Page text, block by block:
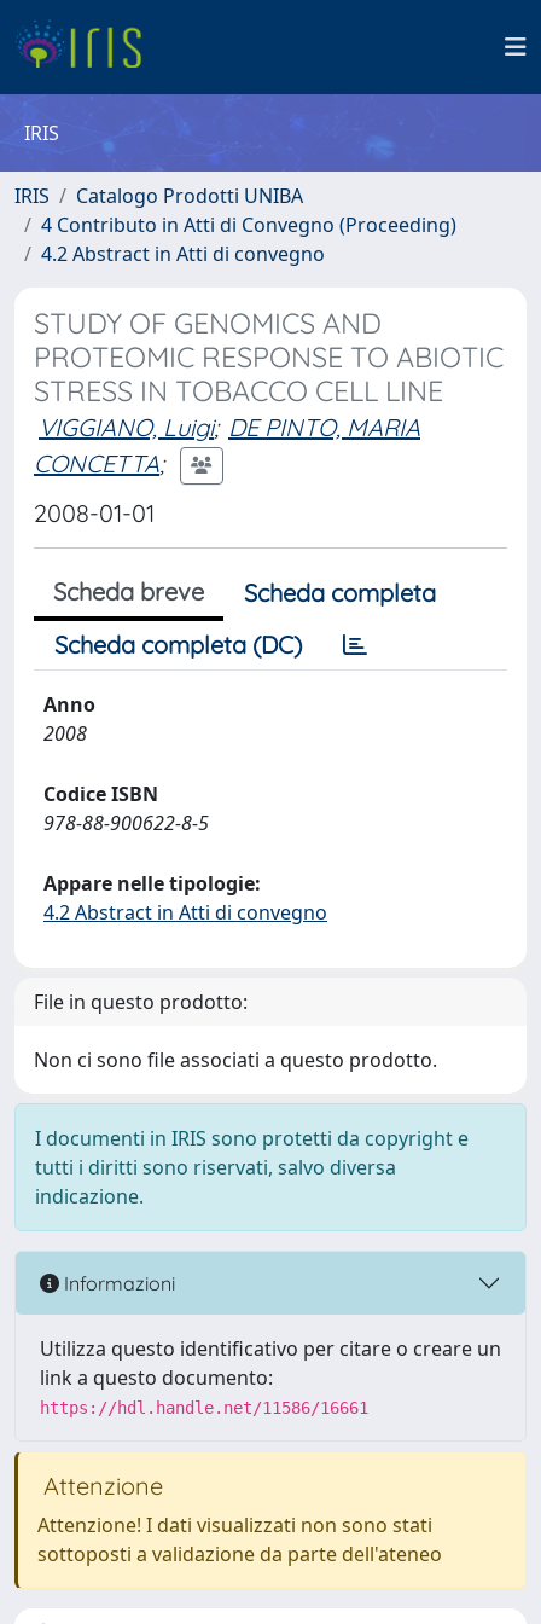
IRIS
IRIS
Catalogo Prodotti UNIBA
4 Contributo in Atti di Convegno (Proceeding)
4.2 Abstract in Atti di convegno
STUDY OF GENOMICS AND
PROTEOMIC RESPONSE TO ABIOTIC
STRESS IN TOBACCO CELL LINE
VIGGIANO, Luigi; DE PINTO, MARIA
CONCETTA;
2008-01-01
Scheda breve
Scheda completa
Scheda completa (DC)
Anno
2008
Codice ISBN
978-88-900622-8-5
Appare nelle tipologie:
4.2 Abstract in Atti di convegno
File in questo prodotto:
Non ci sono file associati a questo prodotto.
I documenti in IRIS sono protetti da copyright e
tutti i diritti sono riservati, salvo diversa
indicazione.
Informazioni
Utilizza questo identificativo per citare o creare un
link a questo documento:
https://hdl.handle.net/11586/16661
Attenzione
Attenzione! I dati visualizzati non sono stati
sottoposti a validazione da parte dell'ateneo